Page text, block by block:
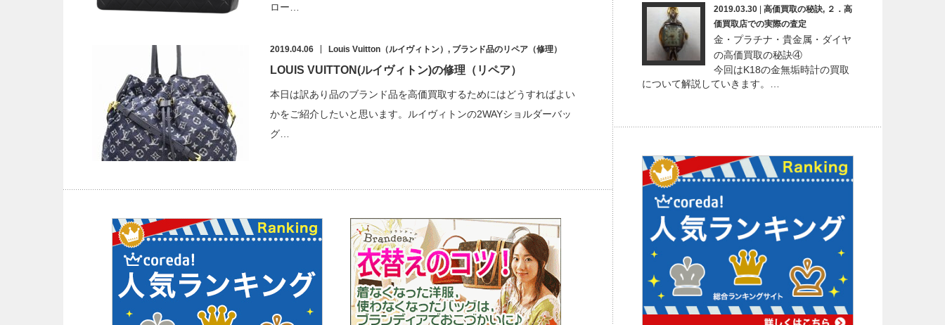
ロー…
2019.04.06 Louis Vuitton（ルイヴィトン） , ブランド品のリペア（修理）
LOUIS VUITTON(ルイヴィトン)の修理（リペア）
本日は訳あり品のブランド品を高価買取するためにはどうすればよい
かをご紹介したいと思います。ルイヴィトンの2WAYショルダーバッ
グ…
2019.03.30 高価買取の秘訣, ２．高
価買取店での実際の査定
金・プラチナ・貴金属・ダイヤ
の高価買取の秘訣④
今回はK18の金無垢時計の買取
について解説していきます。…